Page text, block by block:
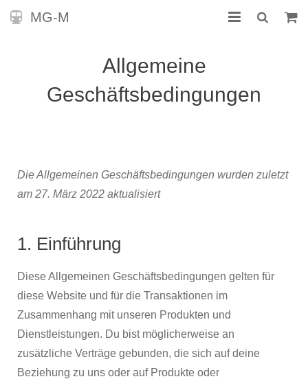
MG-M
Allgemeine
Geschäftsbedingungen
Die Allgemeinen Geschäftsbedingungen wurden zuletzt
am 27. März 2022 aktualisiert
1. Einführung
Diese Allgemeinen Geschäftsbedingungen gelten für
diese Website und für die Transaktionen im
Zusammenhang mit unseren Produkten und
Dienstleistungen. Du bist möglicherweise an
zusätzliche Verträge gebunden, die sich auf deine
Beziehung zu uns oder auf Produkte oder